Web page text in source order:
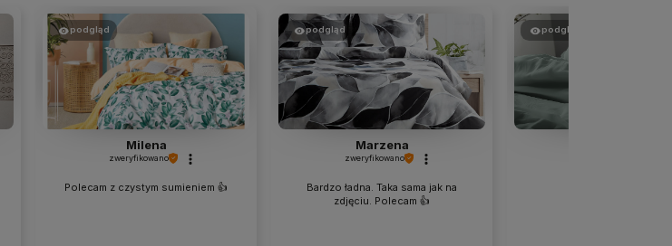
podgląd
Milena
zweryfikowano
Polecam z czystym sumieniem 👍️
podgląd
Marzena
zweryfikowano
Bardzo ładna. Taka sama jak na
zdjęciu. Polecam 👍️
podgląd